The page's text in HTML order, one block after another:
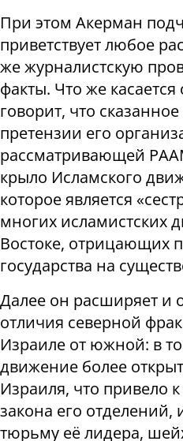
При этом Акерман
приветствует любое
же журналистскую
факты. Что же
говорит, что
претензии его
рассматривающей
крыло Исламского
которое является
многих исламистских
Востоке, отрицающих
государства на
Далее он расширяет и
отличия северной
Израиле от южной: в
движение более
Израиля, что привело
закона его
тюрьму её лидера,